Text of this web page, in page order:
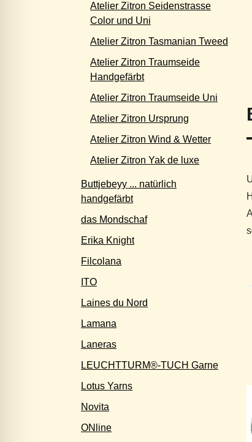
Atelier Zitron Seidenstrasse
Color und Uni
Atelier Zitron Tasmanian Tweed
Atelier Zitron Traumseide
Handgefärbt
Atelier Zitron Traumseide Uni
Atelier Zitron Ursprung
Atelier Zitron Wind & Wetter
Atelier Zitron Yak de luxe
Buttjebeyy ... natürlich
handgefärbt
das Mondschaf
Erika Knight
Filcolana
ITO
Laines du Nord
Lamana
Laneras
LEUCHTTURM®-TUCH Garne
Lotus Yarns
Novita
ONline